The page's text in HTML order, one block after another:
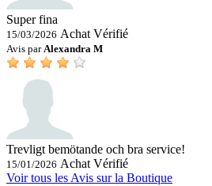
Super fina
15/03/2026 Achat Vérifié
Avis parAlexandra M
Trevligt bemötande och bra service!
15/01/2026 Achat Vérifié
Voir tous les Avis sur la Boutique